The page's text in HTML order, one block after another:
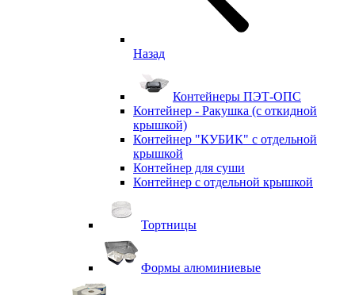
Назад
Контейнеры ПЭТ-ОПС
Контейнер - Ракушка (с откидной
крышкой)
Контейнер "КУБИК" с отдельной
крышкой
Контейнер для суши
Контейнер с отдельной крышкой
Тортницы
Формы алюминиевые